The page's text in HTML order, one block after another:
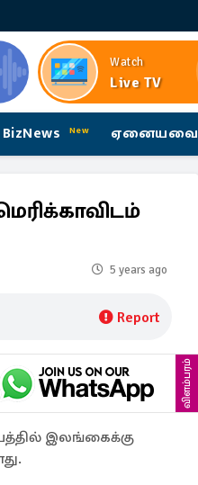
Watch
Live TV
BizNews New ஏனையவை
5 years ago
Report
விளம்பரம்
இலங்கைக்கு